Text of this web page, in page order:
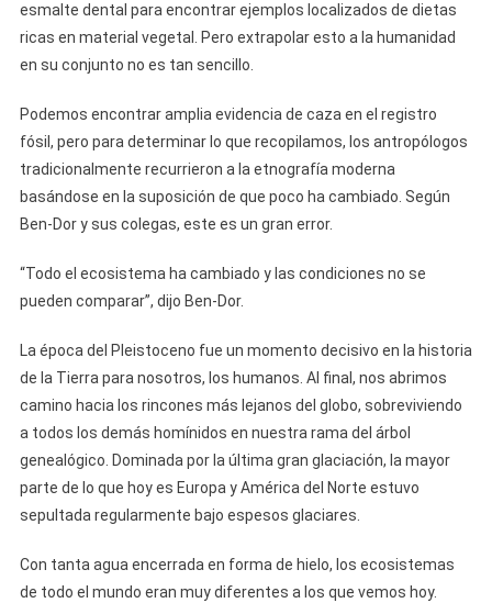
esmalte dental para encontrar ejemplos localizados de dietas
ricas en material vegetal. Pero extrapolar esto a la humanidad
en su conjunto no es tan sencillo.
Podemos encontrar amplia evidencia de caza en el registro
fósil, pero para determinar lo que recopilamos, los antropólogos
tradicionalmente recurrieron a la etnografía moderna
basándose en la suposición de que poco ha cambiado. Según
Ben-Dor y sus colegas, este es un gran error.
“Todo el ecosistema ha cambiado y las condiciones no se
pueden comparar”, dijo Ben-Dor.
La época del Pleistoceno fue un momento decisivo en la historia
de la Tierra para nosotros, los humanos. Al final, nos abrimos
camino hacia los rincones más lejanos del globo, sobreviviendo
a todos los demás homínidos en nuestra rama del árbol
genealógico. Dominada por la última gran glaciación, la mayor
parte de lo que hoy es Europa y América del Norte estuvo
sepultada regularmente bajo espesos glaciares.
Con tanta agua encerrada en forma de hielo, los ecosistemas
de todo el mundo eran muy diferentes a los que vemos hoy.